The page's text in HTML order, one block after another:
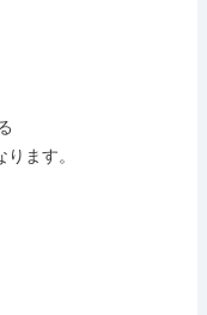
ます。